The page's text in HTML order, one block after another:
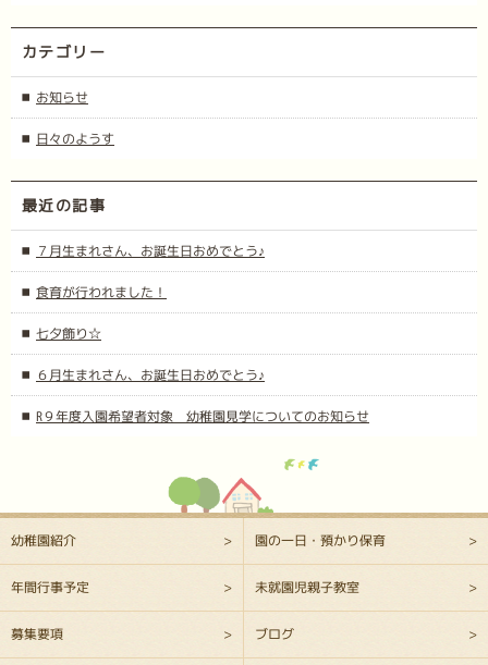
カテゴリー
お知らせ
日々のようす
最近の記事
７月生まれさん、お誕生日おめでとう♪
食育が行われました！
七夕飾り☆
６月生まれさん、お誕生日おめでとう♪
R９年度入園希望者対象 幼稚園見学についてのお知らせ
幼稚園紹介 園の一日・預かり保育
年間行事予定 未就園児親子教室
募集要項 ブログ